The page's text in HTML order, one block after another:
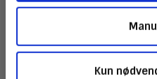
Kun
Har du nogensinde tænkt at
handle på en webshop. Der er
udfyldes, og bruger
du ret. Se denne lille sjove
Læs mere
Skriv en kommentar